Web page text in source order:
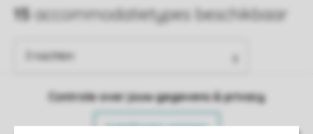
Controle over jouw gegevens & privacy
Instellingen wijzigen